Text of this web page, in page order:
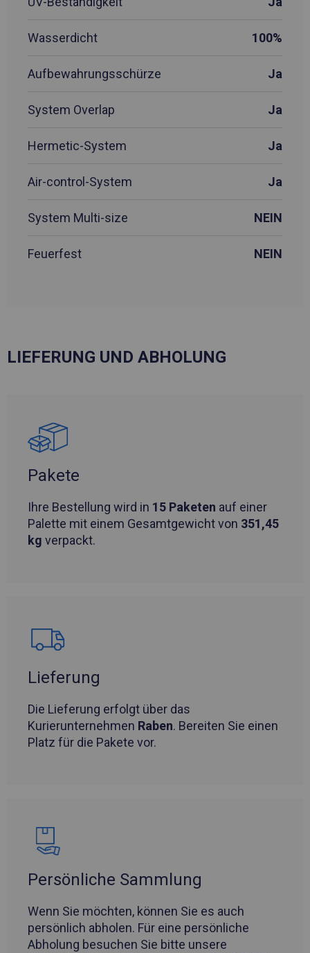
Wasserdicht 100%
Aufbewahrungsschürze Ja
System Overlap Ja
Hermetic-System Ja
Air-control-System Ja
System Multi-size NEIN
Feuerfest NEIN
LIEFERUNG UND ABHOLUNG
Pakete
Ihre Bestellung wird in 15 Paketen auf einer
Palette mit einem Gesamtgewicht von 351,45
kg verpackt.
Lieferung
Die Lieferung erfolgt über das
Kurierunternehmen Raben. Bereiten Sie einen
Platz für die Pakete vor.
Persönliche Sammlung
Wenn Sie möchten, können Sie es auch
persönlich abholen. Für eine persönliche
Abholung besuchen Sie bitte unsere